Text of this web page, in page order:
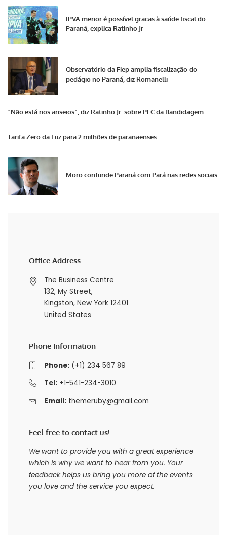
IPVA menor é possível graças à saúde fiscal do
Paraná, explica Ratinho Jr
Observatório da Fiep amplia fiscalização do
pedágio no Paraná, diz Romanelli
“Não está nos anseios”, diz Ratinho Jr. sobre PEC da Bandidagem
Tarifa Zero da Luz para 2 milhões de paranaenses
Moro confunde Paraná com Pará nas redes sociais
Office Address
The Business Centre
132, My Street,
Kingston, New York 12401
United States
Phone Information
Phone:(+1) 234 567 89
Tel:+1-541-234-3010
Email: themeruby@gmail.com
Feel free to contact us!
We want to provide you with a great experience
which is why we want to hear from you. Your
feedback helps us bring you more of the events
you love and the service you expect.